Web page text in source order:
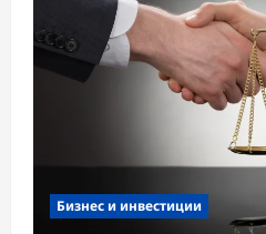
Бизнес и инвестиции